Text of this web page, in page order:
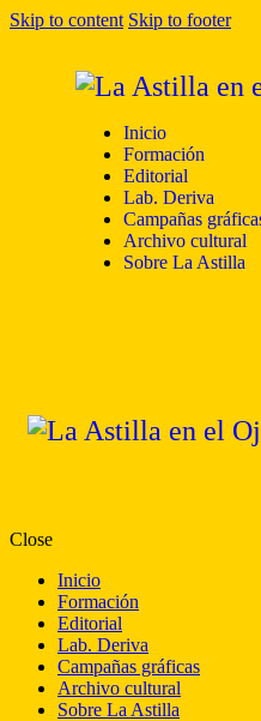
Skip to content Skip to footer
Inicio
Formación
Editorial
Lab. Deriva
Campañas
Archivo cultural
Sobre La Astilla
Close
Inicio
Formación
Editorial
Lab. Deriva
Campañas gráficas
Archivo cultural
Sobre La Astilla